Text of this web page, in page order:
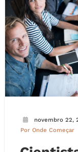
novembro 22,
Por Onde Começar